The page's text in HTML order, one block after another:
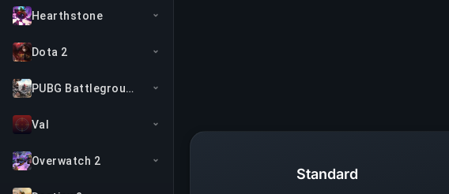
Hearthstone
Dota 2
PUBG Battlegrounds
Val
Overwatch 2
Standard